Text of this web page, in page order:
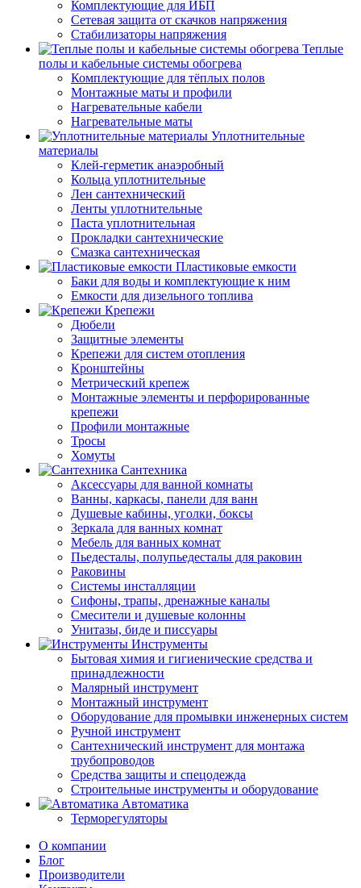
Комплектующие для ИБП
Сетевая защита от скачков напряжения
Стабилизаторы напряжения
Теплые
полы и кабельные системы обогрева
Комплектующие для тёплых полов
Монтажные маты и профили
Нагревательные кабели
Нагревательные маты
Уплотнительные
материалы
Клей-герметик анаэробный
Кольца уплотнительные
Лен сантехнический
Ленты уплотнительные
Паста уплотнительная
Прокладки сантехнические
Смазка сантехническая
Пластиковые емкости
Баки для воды и комплектующие к ним
Емкости для дизельного топлива
Крепежи
Дюбели
Защитные элементы
Крепежи для систем отопления
Кронштейны
Метрический крепеж
Монтажные элементы и перфорированные
крепежи
Профили монтажные
Тросы
Хомуты
Сантехника
Аксессуары для ванной комнаты
Ванны, каркасы, панели для ванн
Душевые кабины, уголки, боксы
Зеркала для ванных комнат
Мебель для ванных комнат
Пьедесталы, полупьедесталы для раковин
Раковины
Системы инсталляции
Сифоны, трапы, дренажные каналы
Смесители и душевые колонны
Унитазы, биде и писсуары
Инструменты
Бытовая химия и гигиенические средства и
принадлежности
Малярный инструмент
Монтажный инструмент
Оборудование для промывки инженерных систем
Ручной инструмент
Сантехнический инструмент для монтажа
трубопроводов
Средства защиты и спецодежда
Строительные инструменты и оборудование
Автоматика
Терморегуляторы
О компании
Блог
Производители